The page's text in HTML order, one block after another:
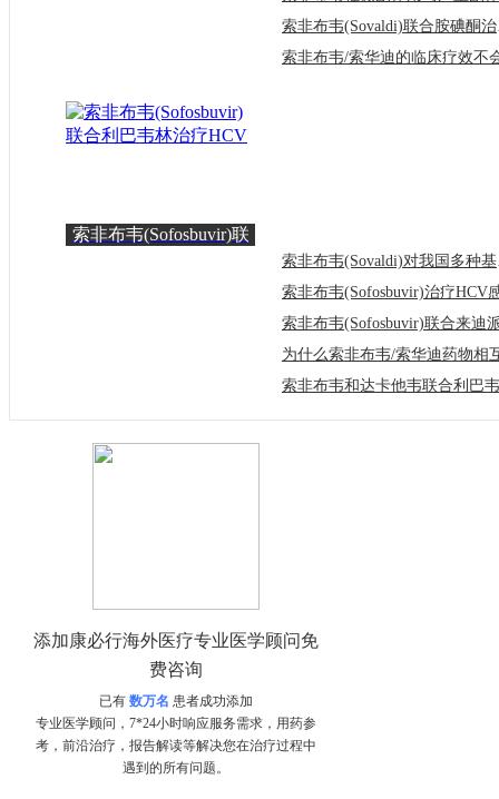
索非布韦(Sofosbuvir)联
添加康必行海外医疗专业医学顾问免
费咨询
已有 数万名 患者成功添加
专业医学顾问，7*24小时响应服务需求，用药参
考，前沿治疗，报告解读等解决您在治疗过程中
遇到的所有问题。